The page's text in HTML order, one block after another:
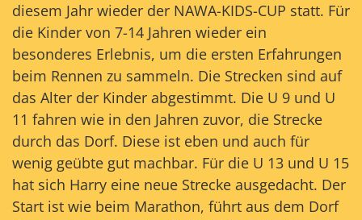
diesem Jahr wieder der NAWA-KIDS-CUP statt. Für
die Kinder von 7-14 Jahren wieder ein
besonderes Erlebnis, um die ersten Erfahrungen
beim Rennen zu sammeln. Die Strecken sind auf
das Alter der Kinder abgestimmt. Die U 9 und U
11 fahren wie in den Jahren zuvor, die Strecke
durch das Dorf. Diese ist eben und auch für
wenig geübte gut machbar. Für die U 13 und U 15
hat sich Harry eine neue Strecke ausgedacht. Der
Start ist wie beim Marathon, führt aus dem Dorf